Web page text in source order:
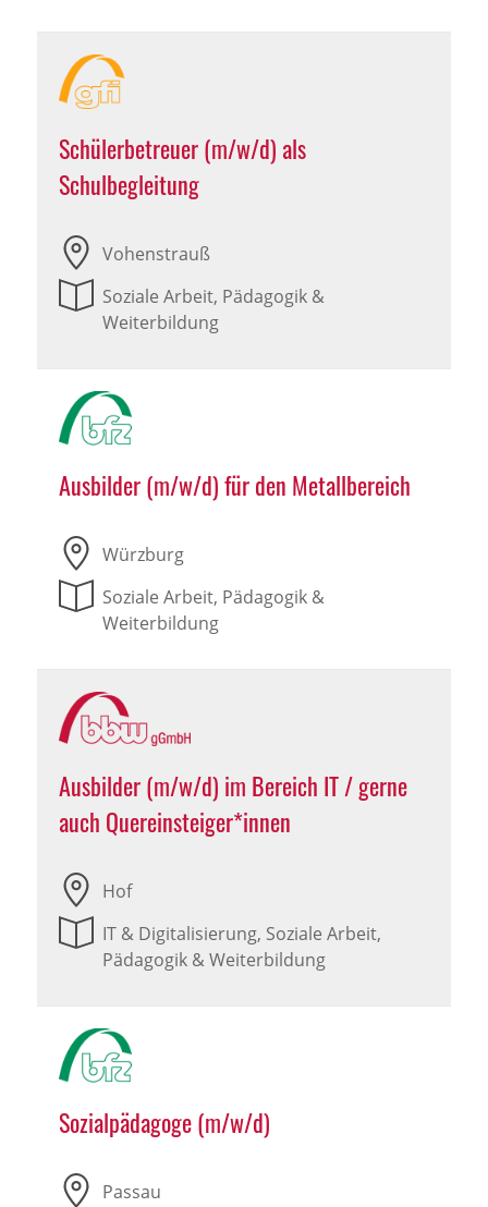
Schülerbetreuer (m/w/d) als
Schulbegleitung
Vohenstrauß
Soziale Arbeit, Pädagogik &
Weiterbildung
Ausbilder (m/w/d) für den Metallbereich
Würzburg
Soziale Arbeit, Pädagogik &
Weiterbildung
Ausbilder (m/w/d) im Bereich IT / gerne
auch Quereinsteiger*innen
Hof
IT & Digitalisierung, Soziale Arbeit,
Pädagogik & Weiterbildung
Sozialpädagoge (m/w/d)
Passau